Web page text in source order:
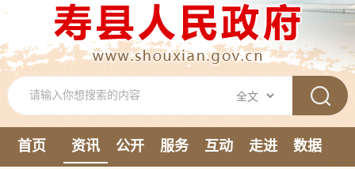
首页 资讯 公开 服务 互动 走进
数据